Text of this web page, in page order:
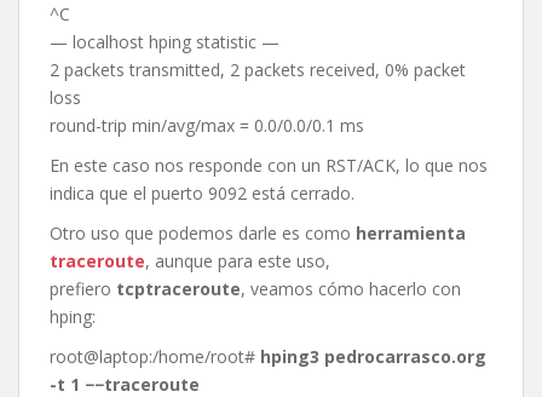
^C
— localhost hping statistic —
2 packets transmitted, 2 packets received, 0% packet
loss
round-trip min/avg/max = 0.0/0.0/0.1 ms
En este caso nos responde con un RST/ACK, lo que nos
indica que el puerto 9092 está cerrado.
Otro uso que podemos darle es como herramienta
traceroute, aunque para este uso,
prefiero tcptraceroute, veamos cómo hacerlo con
hping:
root@laptop:/home/root# hping3 pedrocarrasco.org
-t 1 −−traceroute